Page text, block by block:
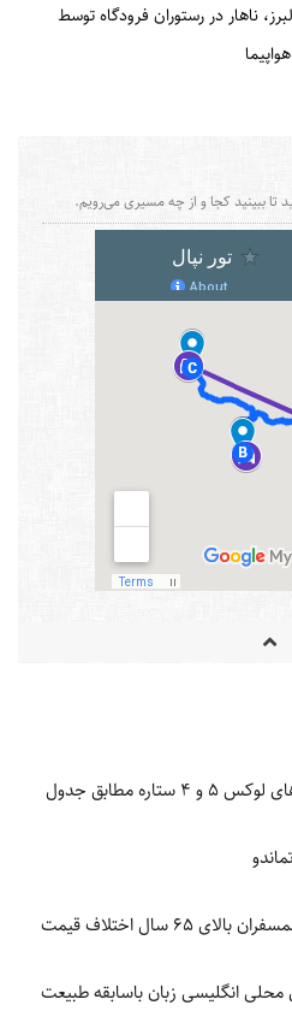
ناهار در رستوران فرودگاه توسط
تا ببینید کجا و از چه مسیری می‌رویم.
9 شب اقامت در هتلها و لوج های لوکس 5 و 4 ستاره مطابق جدول
بیمه‌ حوادث بین‌المللی (برای همسفران بالای 65 سال اختلاف قیمت
محلی انگلیسی زبان باسابقه طبیعت